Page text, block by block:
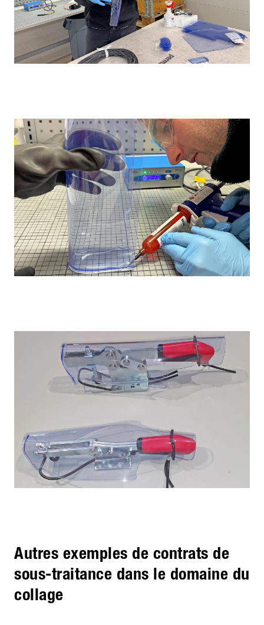
Autres exemples de contrats de
sous-traitance dans le domaine du
collage